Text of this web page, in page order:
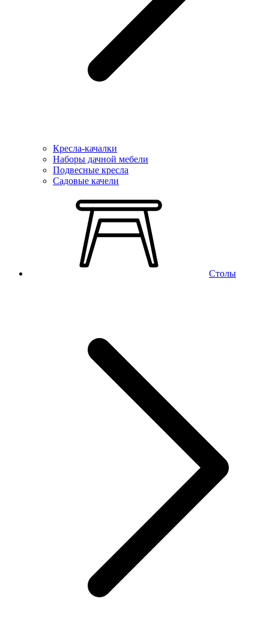
Кресла-качалки
Наборы дачной мебели
Подвесные кресла
Садовые качели
Столы